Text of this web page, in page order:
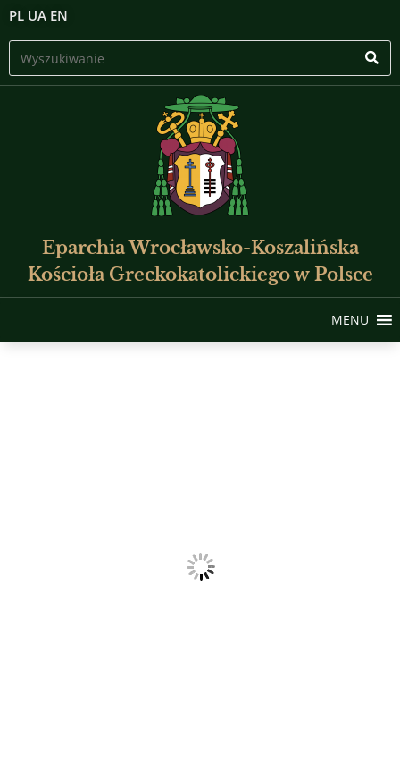
PL UA EN
Eparchia Wrocławsko-Koszalińska
Kościoła Greckokatolickiego w Polsce
MENU